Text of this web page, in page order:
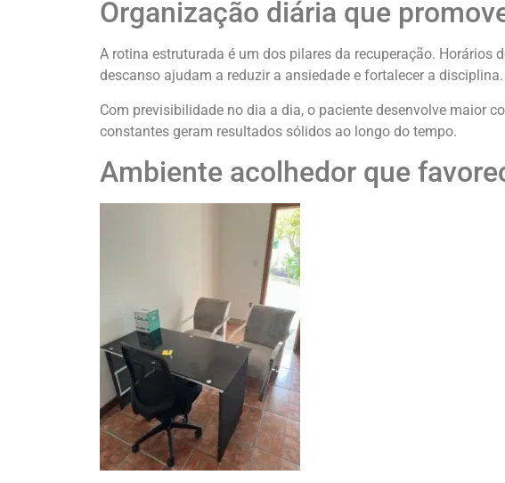
Organização diária que
A rotina estruturada é um dos pilares da recuperação.
descanso ajudam a reduzir a ansiedade e fortalecer a disciplina.
Com previsibilidade no dia a dia, o paciente desenvolve maior
constantes geram resultados sólidos ao longo do tempo.
Ambiente acolhedor que